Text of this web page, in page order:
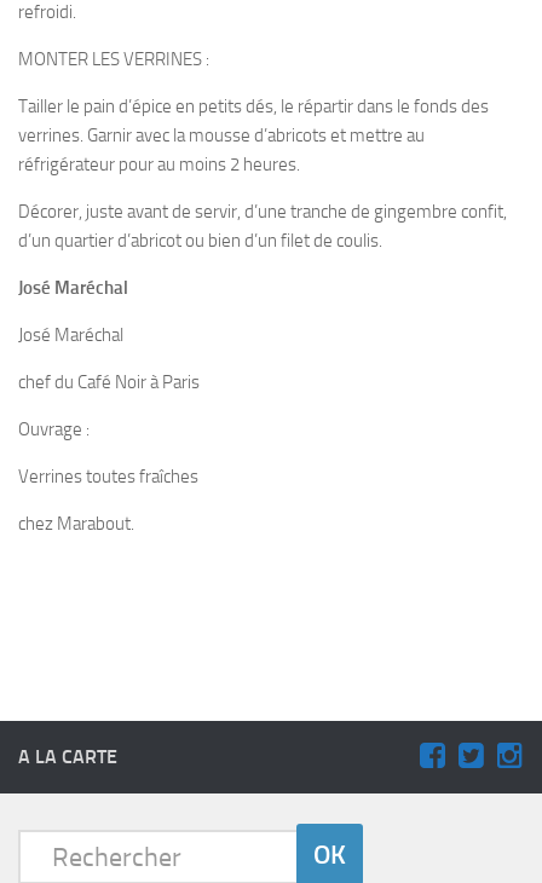
refroidi.
MONTER LES VERRINES :
Tailler le pain d’épice en petits dés, le répartir dans le fonds des
verrines. Garnir avec la mousse d’abricots et mettre au
réfrigérateur pour au moins 2 heures.
Décorer, juste avant de servir, d’une tranche de gingembre confit,
d’un quartier d’abricot ou bien d’un filet de coulis.
José Maréchal
José Maréchal
chef du Café Noir à Paris
Ouvrage :
Verrines toutes fraîches
chez Marabout.
A LA CARTE